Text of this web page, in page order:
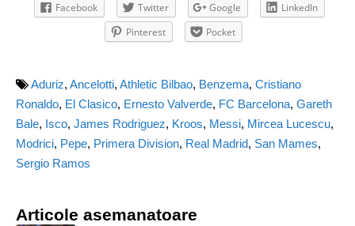
Facebook Twitter Google
LinkedIn
Pinterest
Pocket
Aduriz, Ancelotti, Athletic Bilbao, Benzema, Cristiano
Ronaldo, El Clasico, Ernesto Valverde, FC Barcelona, Gareth
Bale, Isco, James Rodriguez, Kroos, Messi, Mircea Lucescu,
Modrici, Pepe, Primera Division, Real Madrid, San Mames,
Sergio Ramos
Articole asemanatoare